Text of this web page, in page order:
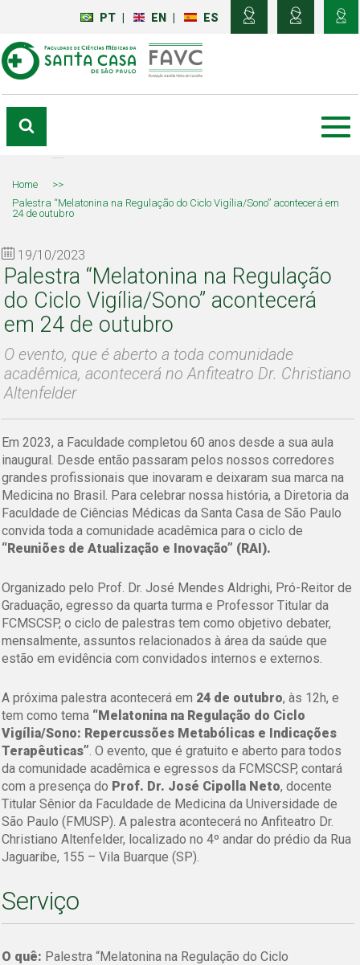
PT EN ES
Home
>>
Palestra “Melatonina na Regulação do Ciclo Vigília/Sono” acontecerá em
24 de outubro
19/10/2023
Palestra “Melatonina na Regulação
do Ciclo Vigília/Sono” acontecerá
em 24 de outubro
O evento, que é aberto a toda comunidade
acadêmica, acontecerá no Anfiteatro Dr. Christiano
Altenfelder
Em 2023, a Faculdade completou 60 anos desde a sua aula
inaugural. Desde então passaram pelos nossos corredores
grandes profissionais que inovaram e deixaram sua marca na
Medicina no Brasil. Para celebrar nossa história, a Diretoria da
Faculdade de Ciências Médicas da Santa Casa de São Paulo
convida toda a comunidade acadêmica para o ciclo de
“Reuniões de Atualização e Inovação” (RAI).
Organizado pelo Prof. Dr. José Mendes Aldrighi, Pró-Reitor de
Graduação, egresso da quarta turma e Professor Titular da
FCMSCSP, o ciclo de palestras tem como objetivo debater,
mensalmente, assuntos relacionados à área da saúde que
estão em evidência com convidados internos e externos.
A próxima palestra acontecerá em 24 de outubro, às 12h, e
tem como tema “Melatonina na Regulação do Ciclo
Vigília/Sono: Repercussões Metabólicas e Indicações
Terapêuticas”. O evento, que é gratuito e aberto para todos
da comunidade acadêmica e egressos da FCMSCSP, contará
com a presença do Prof. Dr. José Cipolla Neto, docente
Titular Sênior da Faculdade de Medicina da Universidade de
São Paulo (FMUSP). A palestra acontecerá no Anfiteatro Dr.
Christiano Altenfelder, localizado no 4º andar do prédio da Rua
Jaguaribe, 155 – Vila Buarque (SP).
Serviço
O quê: Palestra “Melatonina na Regulação do Ciclo